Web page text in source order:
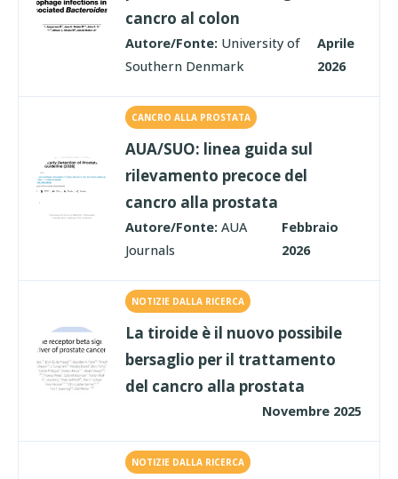
cancro al colon
Autore/Fonte: University of
Southern Denmark
Aprile
2026
CANCRO ALLA PROSTATA
AUA/SUO: linea guida sul
rilevamento precoce del
cancro alla prostata
Autore/Fonte: AUA
Journals
Febbraio
2026
NOTIZIE DALLA RICERCA
La tiroide è il nuovo possibile
bersaglio per il trattamento
del cancro alla prostata
Novembre 2025
NOTIZIE DALLA RICERCA